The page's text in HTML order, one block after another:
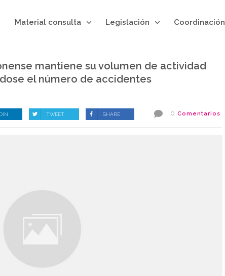
Material consulta Legislación Coordinación
mantiene su volumen de actividad
el número de accidentes
TWEET SHARE 0 Comentarios